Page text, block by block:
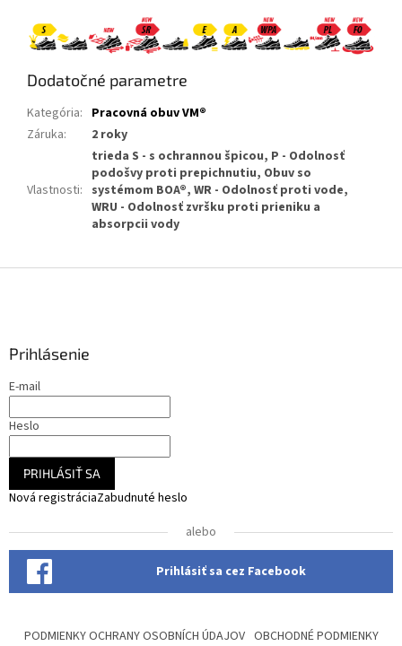
Dodatočné parametre
Kategória: Pracovná obuv VM®
Záruka: 2 roky
Vlastnosti:
trieda S - s ochrannou špicou, P - Odolnosť
podošvy proti prepichnutiu, Obuv so
systémom BOA®, WR - Odolnosť proti vode,
WRU - Odolnosť zvršku proti prieniku a
absorpcii vody
Prihlásenie
E-mail
Heslo
PRIHLÁSIŤ SA
Nová registráciaZabudnuté heslo
alebo
Prihlásiť sa cez Facebook
PODMIENKY OCHRANY OSOBNÍCH ÚDAJOV OBCHODNÉ PODMIENKY